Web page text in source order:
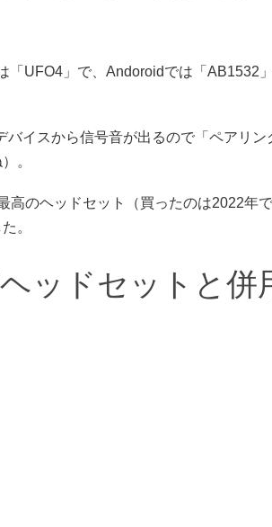
UFO4」で、Andoroidでは「AB1532
イスから信号音が出るので「ペアリ
。
のヘッドセット（買ったのは2022年
。
ッドセットと併